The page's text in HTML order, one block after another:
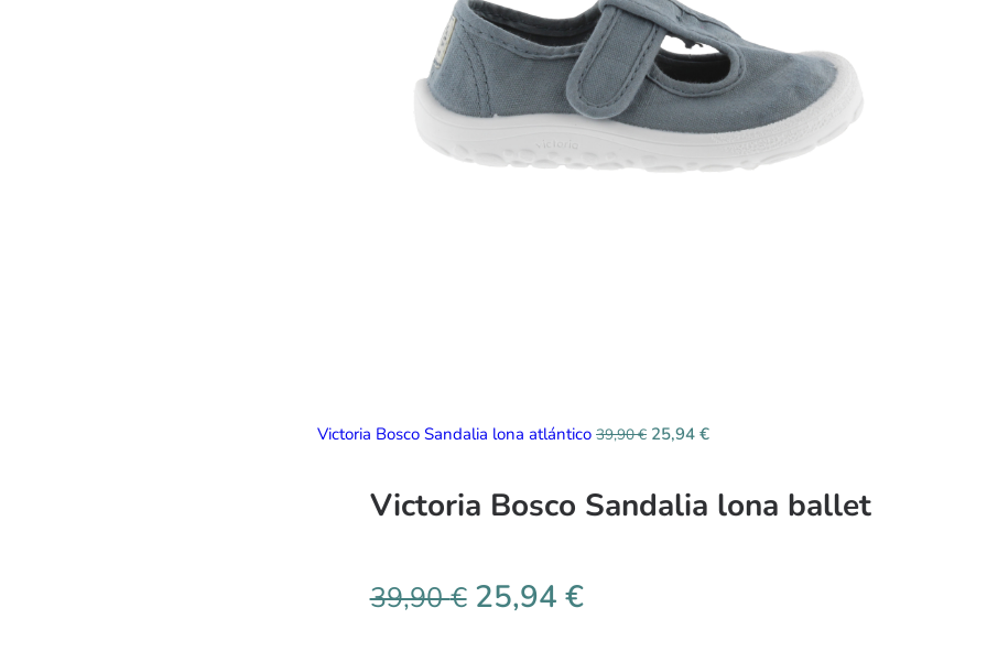
Victoria Bosco Sandalia lona atlántico 39,90€ 25,94 €
Victoria Bosco Sandalia lona ballet
39,90€ 25,94 €